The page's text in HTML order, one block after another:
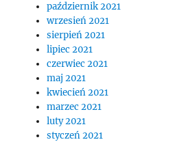
październik 2021
wrzesień 2021
sierpień 2021
lipiec 2021
czerwiec 2021
maj 2021
kwiecień 2021
marzec 2021
luty 2021
styczeń 2021